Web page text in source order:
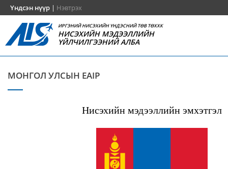
Үндсэн нүүр | Нэвтрэх
ИРГЭНИЙ НИСЭХИЙН ҮНДЭСНИЙ ТӨВ ТӨХХК
НИСЭХИЙН МЭДЭЭЛЛИЙН
ҮЙЛЧИЛГЭЭНИЙ АЛБА
МОНГОЛ УЛСЫН EAIP